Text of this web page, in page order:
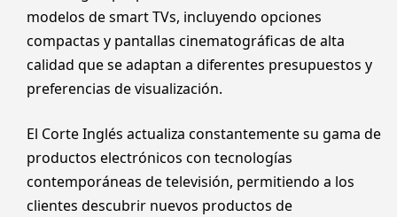
modelos de smart TVs, incluyendo opciones
compactas y pantallas cinematográficas de alta
calidad que se adaptan a diferentes presupuestos y
preferencias de visualización.
El Corte Inglés actualiza constantemente su gama de
productos electrónicos con tecnologías
contemporáneas de televisión, permitiendo a los
clientes descubrir nuevos productos de